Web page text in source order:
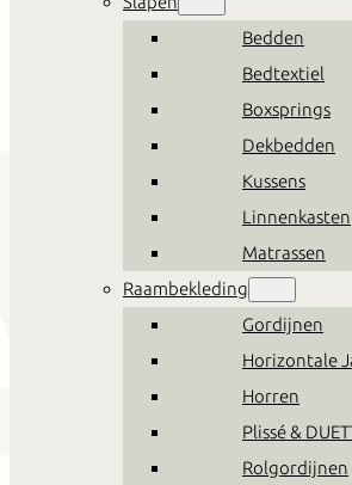
Bedden
Bedtextiel
Boxsprings
Dekbedden
Kussens
Linnenkasten
Matrassen
Raambekleding
Gordijnen
Horizontale
Horren
Plissé &
Rolgordijnen